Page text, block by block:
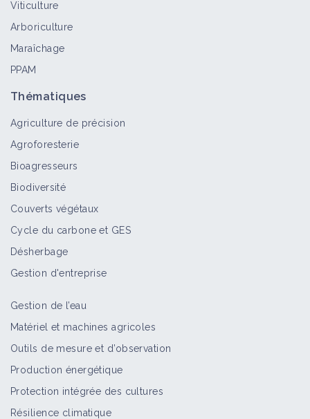
Viticulture
Arboriculture
Maraîchage
PPAM
Thématiques
Agriculture de précision
Agroforesterie
Bioagresseurs
Biodiversité
Couverts végétaux
Cycle du carbone et GES
Désherbage
Gestion d'entreprise
Gestion de l’eau
Matériel et machines agricoles
Outils de mesure et d’observation
Production énergétique
Protection intégrée des cultures
Résilience climatique